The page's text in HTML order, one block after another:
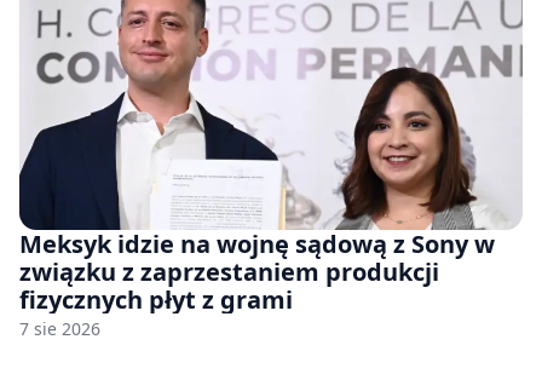
Meksyk idzie na wojnę sądową z Sony w
związku z zaprzestaniem produkcji
fizycznych płyt z grami
7 sie 2026